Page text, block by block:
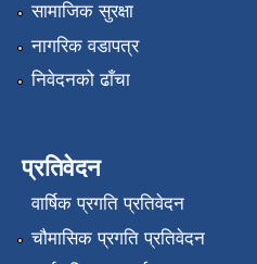
सामाजिक सुरक्षा
नागरिक वडापत्र
निवेदनको ढाँचा
प्रतिवेदन
वार्षिक प्रगति प्रतिवेदन
चौमासिक प्रगति प्रतिवेदन